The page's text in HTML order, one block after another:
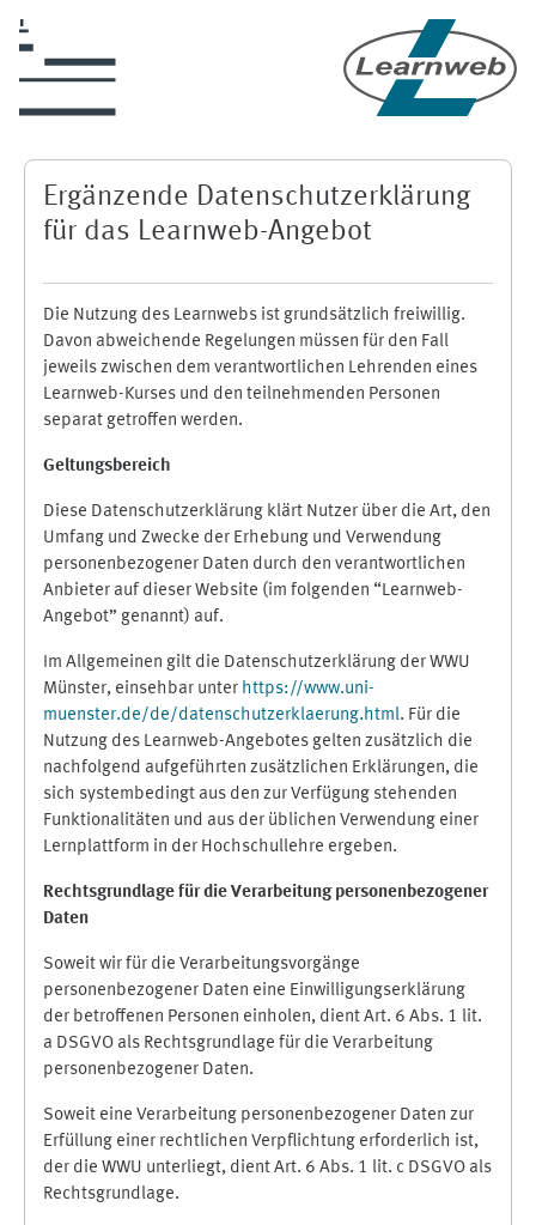
Ergänzende Datenschutzerklärung
für das Learnweb-Angebot
Die Nutzung des Learnwebs ist grundsätzlich freiwillig.
Davon abweichende Regelungen müssen für den Fall
jeweils zwischen dem verantwortlichen Lehrenden eines
Learnweb-Kurses und den teilnehmenden Personen
separat getroffen werden.
Geltungsbereich
Diese Datenschutzerklärung klärt Nutzer über die Art, den
Umfang und Zwecke der Erhebung und Verwendung
personenbezogener Daten durch den verantwortlichen
Anbieter auf dieser Website (im folgenden “Learnweb-
Angebot” genannt) auf.
Im Allgemeinen gilt die Datenschutzerklärung der WWU
Münster, einsehbar unter https://www.uni-
muenster.de/de/datenschutzerklaerung.html. Für die
Nutzung des Learnweb-Angebotes gelten zusätzlich die
nachfolgend aufgeführten zusätzlichen Erklärungen, die
sich systembedingt aus den zur Verfügung stehenden
Funktionalitäten und aus der üblichen Verwendung einer
Lernplattform in der Hochschullehre ergeben.
Rechtsgrundlage für die Verarbeitung personenbezogener
Daten
Soweit wir für die Verarbeitungsvorgänge
personenbezogener Daten eine Einwilligungserklärung
der betroffenen Personen einholen, dient Art. 6 Abs. 1 lit.
a DSGVO als Rechtsgrundlage für die Verarbeitung
personenbezogener Daten.
Soweit eine Verarbeitung personenbezogener Daten zur
Erfüllung einer rechtlichen Verpflichtung erforderlich ist,
der die WWU unterliegt, dient Art. 6 Abs. 1 lit. c DSGVO als
Rechtsgrundlage.